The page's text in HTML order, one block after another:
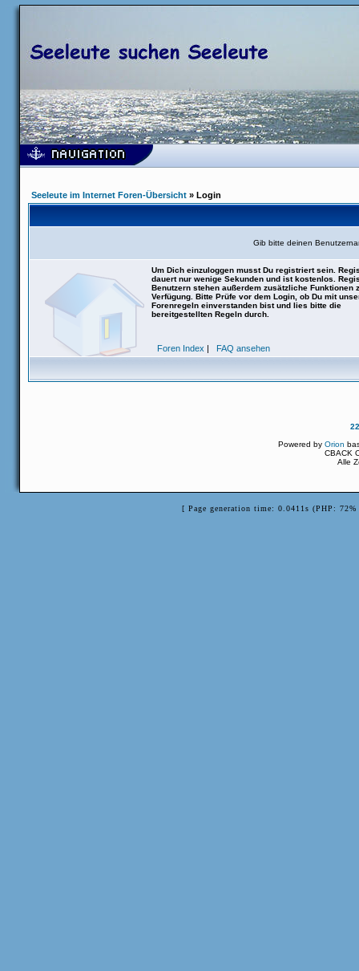
Seeleute im Internet Foren-Übersicht » Login
Gib bitte deinen
Um Dich einzuloggen musst Du registriert sein.
dauert nur wenige Sekunden und ist kostenlos.
Benutzern stehen außerdem zusätzliche Funktionen
Verfügung. Bitte Prüfe vor dem Login, ob Du mit
Forenregeln einverstanden bist und lies bitte die
bereitgestellten Regeln durch.
Foren Index | FAQ ansehen
Powered byOrion
CBACK
Alle
[ Page generation time: 0.0411s (PHP: